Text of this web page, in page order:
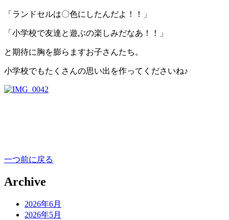
「ランドセルは〇色にしたんだよ！！」
「小学校で友達と遊ぶの楽しみだなあ！！」
と期待に胸を膨らますお子さんたち。
小学校でもたくさんの思い出を作ってくださいね♪
一つ前に戻る
Archive
2026年6月
2026年5月